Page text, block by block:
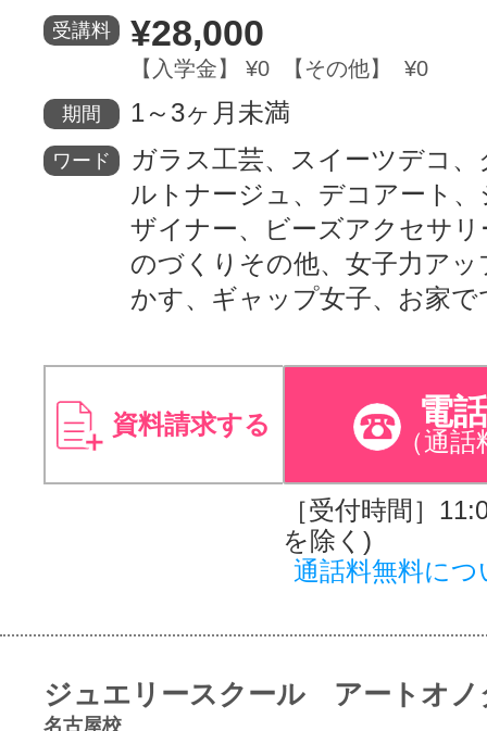
受講料 ¥28,000
【入学金】 ¥0 【その他】 ¥0
期間 1～3ヶ月未満
ワード
ガラス工芸、スイーツデコ
ルトナージュ、デコアート
ザイナー、ビーズアクセサリ
のづくりその他、女子力アッ
かす、ギャップ女子、お家で
資料請求する 電
（通話
［受付時間］
を除く)
通話料無料につ
ジュエリースクール アートオノ
名古屋校